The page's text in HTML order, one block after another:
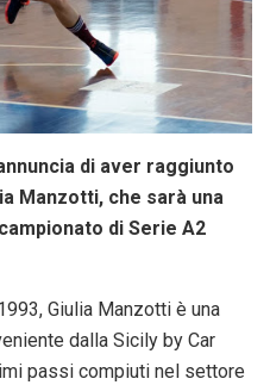
di aver raggiunto
Manzotti, che sarà una
di Serie A2
Giulia Manzotti è una
dalla Sicily by Car
passi compiuti nel settore